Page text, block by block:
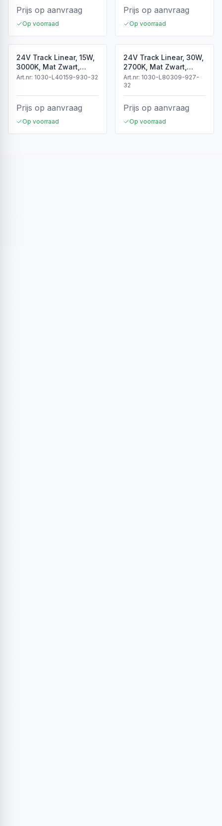
Prijs op aanvraag
Op voorraad
Prijs op aanvraag
Op voorraad
24V Track Linear, 15W,
3000K, Mat Zwart,
Dimbaar
Art.nr: 1030-L40159-930-32
Prijs op aanvraag
Op voorraad
24V Track Linear, 30W,
2700K, Mat Zwart,
Dimbaar
Art.nr: 1030-L80309-927-
32
Prijs op aanvraag
Op voorraad